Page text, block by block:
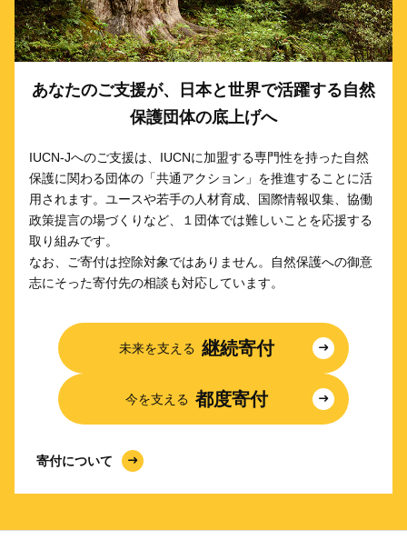
あなたのご支援が、日本と世界で活躍する自然
保護団体の底上げへ
IUCN-Jへのご支援は、IUCNに加盟する専門性を持った自然
保護に関わる団体の「共通アクション」を推進することに活
用されます。ユースや若手の人材育成、国際情報収集、協働
政策提言の場づくりなど、１団体では難しいことを応援する
取り組みです。
なお、ご寄付は控除対象ではありません。自然保護への御意
志にそった寄付先の相談も対応しています。
未来を支える 継続寄付
今を支える 都度寄付
寄付について